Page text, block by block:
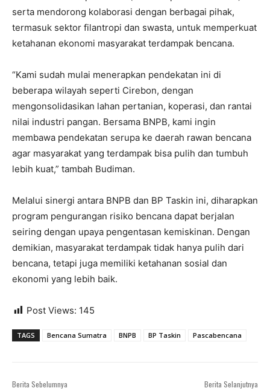
serta mendorong kolaborasi dengan berbagai pihak,
termasuk sektor filantropi dan swasta, untuk memperkuat
ketahanan ekonomi masyarakat terdampak bencana.
“Kami sudah mulai menerapkan pendekatan ini di
beberapa wilayah seperti Cirebon, dengan
mengonsolidasikan lahan pertanian, koperasi, dan rantai
nilai industri pangan. Bersama BNPB, kami ingin
membawa pendekatan serupa ke daerah rawan bencana
agar masyarakat yang terdampak bisa pulih dan tumbuh
lebih kuat,” tambah Budiman.
Melalui sinergi antara BNPB dan BP Taskin ini, diharapkan
program pengurangan risiko bencana dapat berjalan
seiring dengan upaya pengentasan kemiskinan. Dengan
demikian, masyarakat terdampak tidak hanya pulih dari
bencana, tetapi juga memiliki ketahanan sosial dan
ekonomi yang lebih baik.
Post Views: 145
TAGS Bencana Sumatra BNPB BP Taskin Pascabencana
Berita Sebelumnya Berita Selanjutnya